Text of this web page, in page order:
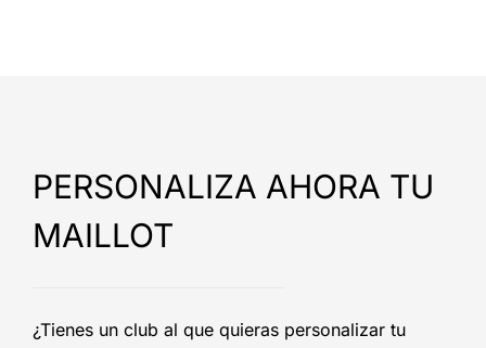
PERSONALIZA AHORA TU
MAILLOT
¿Tienes un club al que quieras personalizar tu